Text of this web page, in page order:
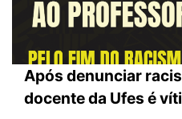
Após denunciar
docente da Ufes é